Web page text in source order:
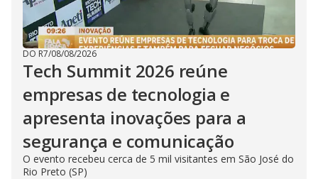
DO R7/08/08/2026
Tech Summit 2026 reúne
empresas de tecnologia e
apresenta inovações para a
segurança e comunicação
O evento recebeu cerca de 5 mil visitantes em São José do
Rio Preto (SP)